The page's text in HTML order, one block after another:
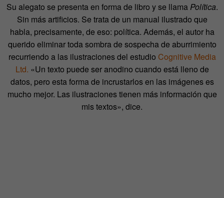
Su alegato se presenta en forma de libro y se llama Política.
Sin más artificios. Se trata de un manual ilustrado que
habla, precisamente, de eso: política. Además, el autor ha
querido eliminar toda sombra de sospecha de aburrimiento
recurriendo a las ilustraciones del estudio Cognitive Media
Ltd. «Un texto puede ser anodino cuando está lleno de
datos, pero esta forma de incrustarlos en las imágenes es
mucho mejor. Las ilustraciones tienen más información que
mis textos», dice.